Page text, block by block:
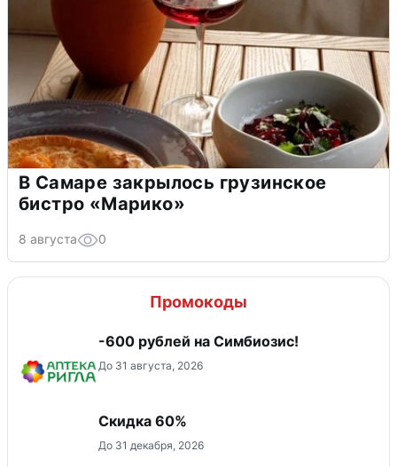
В Самаре закрылось грузинское
бистро «Марико»
8 августа 0
Промокоды
-600 рублей на Симбиозис!
До 31 августа, 2026
Скидка 60%
До 31 декабря, 2026